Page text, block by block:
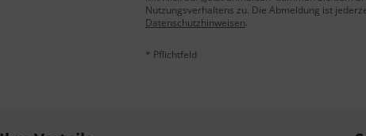
Nutzungsverhaltens zu. Die Abmeldung ist
Datenschutzhinweisen.
* Pflichtfeld